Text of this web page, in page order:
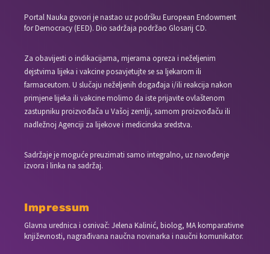
Portal Nauka govori je nastao uz podršku European Endowment
for Democracy (EED). Dio sadržaja podržao Glosarij CD.
Za obavijesti o indikacijama, mjerama opreza i neželjenim
dejstvima lijeka i vakcine posavjetujte se sa ljekarom ili
farmaceutom. U slučaju neželjenih događaja i/ili reakcija nakon
primjene lijeka ili vakcine molimo da iste prijavite ovlaštenom
zastupniku proizvođača u Vašoj zemlji, samom proizvođaču ili
nadležnoj Agenciji za lijekove i medicinska sredstva.
Sadržaje je moguće preuzimati samo integralno, uz navođenje
izvora i linka na sadržaj.
Impressum
Glavna urednica i osnivač: Jelena Kalinić, biolog, MA komparativne
književnosti, nagrađivana naučna novinarka i naučni komunikator.